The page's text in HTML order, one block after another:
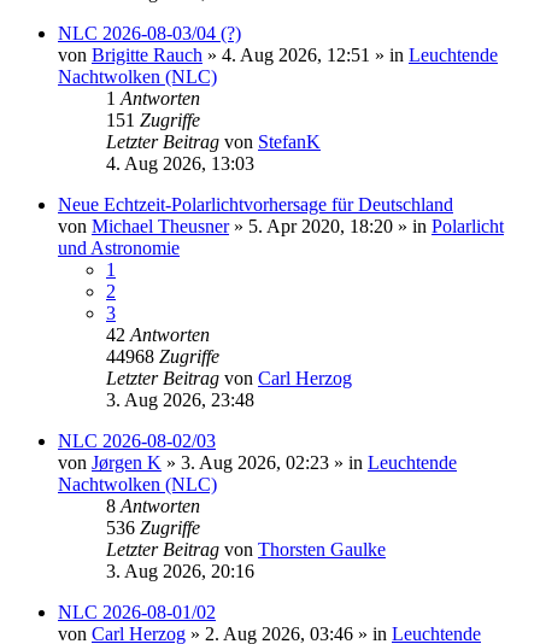
NLC 2026-08-03/04 (?)
von Brigitte Rauch » 4. Aug 2026, 12:51 » in Leuchtende
Nachtwolken (NLC)
1 Antworten
151 Zugriffe
Letzter Beitrag von StefanK
4. Aug 2026, 13:03
Neue Echtzeit-Polarlichtvorhersage für Deutschland
von Michael Theusner» 5. Apr 2020, 18:20 » in Polarlicht
und Astronomie
1
2
3
42 Antworten
44968 Zugriffe
Letzter Beitrag von Carl Herzog
3. Aug 2026, 23:48
NLC 2026-08-02/03
von Jørgen K » 3. Aug 2026, 02:23 » in Leuchtende
Nachtwolken (NLC)
8 Antworten
536 Zugriffe
Letzter Beitrag von Thorsten Gaulke
3. Aug 2026, 20:16
NLC 2026-08-01/02
von Carl Herzog » 2. Aug 2026, 03:46 » in Leuchtende